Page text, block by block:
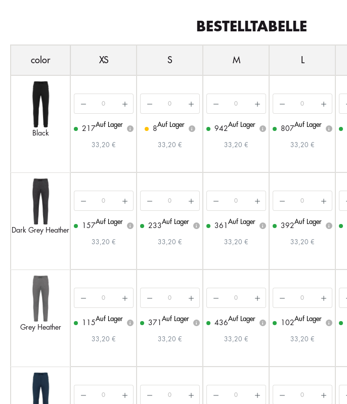
BESTELLTABELLE
color XS S M L
Black
217
Auf Lager
i
33,20 €
8
Auf Lager
i
33,20 €
942
Auf Lager
i
33,20 €
807
Auf Lager
i
33,20 €
Dark Grey Heather
157
Auf Lager
i
33,20 €
233
Auf Lager
i
33,20 €
361
Auf Lager
i
33,20 €
392
Auf Lager
i
33,20 €
Grey Heather
115
Auf Lager
i
33,20 €
371
Auf Lager
i
33,20 €
436
Auf Lager
i
33,20 €
102
Auf Lager
i
33,20 €